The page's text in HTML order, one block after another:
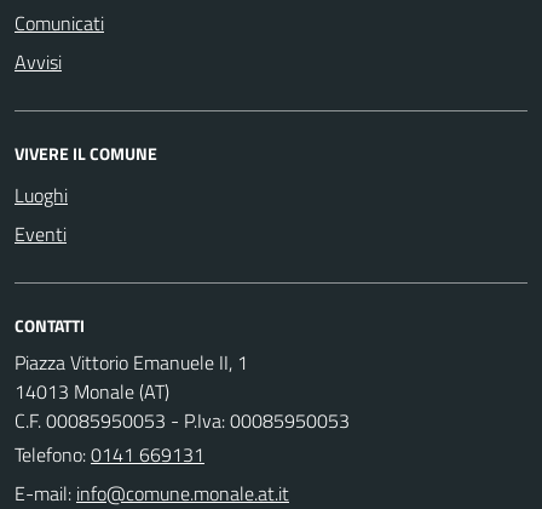
Comunicati
Avvisi
VIVERE IL COMUNE
Luoghi
Eventi
CONTATTI
Piazza Vittorio Emanuele II, 1
14013 Monale (AT)
C.F. 00085950053 - P.Iva: 00085950053
Telefono:0141 669131
E-mail: